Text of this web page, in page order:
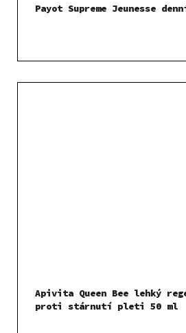
Payot Supreme Jeunesse
Apivita Queen Bee lehký
proti stárnutí pleti 50 ml